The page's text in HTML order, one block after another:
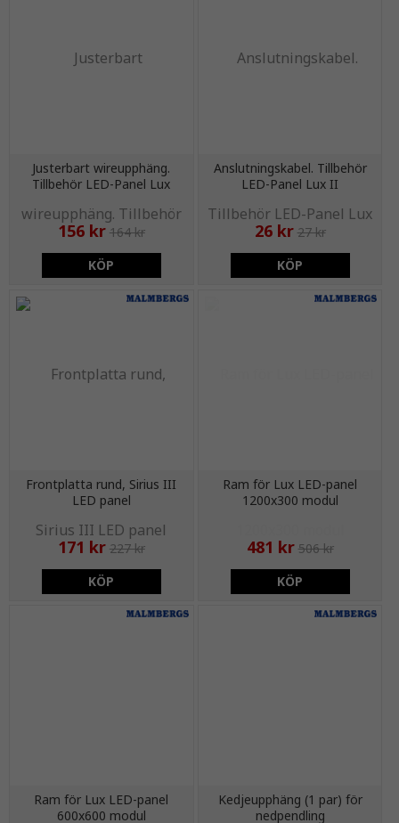
Justerbart wireupphäng.
Tillbehör LED-Panel Lux
156 kr 164 kr
KÖP
Anslutningskabel. Tillbehör
LED-Panel Lux II
26 kr 27 kr
KÖP
Frontplatta rund, Sirius III
LED panel
171 kr 227 kr
KÖP
Ram för Lux LED-panel
1200x300 modul
481 kr 506 kr
KÖP
Ram för Lux LED-panel
600x600 modul
Kedjeupphäng (1 par) för
nedpendling